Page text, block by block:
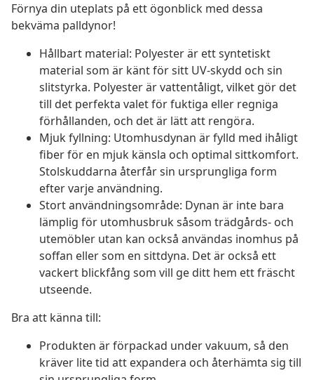
Förnya din uteplats på ett ögonblick med dessa
bekväma palldynor!
Hållbart material: Polyester är ett syntetiskt
material som är känt för sitt UV-skydd och sin
slitstyrka. Polyester är vattentåligt, vilket gör det
till det perfekta valet för fuktiga eller regniga
förhållanden, och det är lätt att rengöra.
Mjuk fyllning: Utomhusdynan är fylld med ihåligt
fiber för en mjuk känsla och optimal sittkomfort.
Stolskuddarna återfår sin ursprungliga form
efter varje användning.
Stort användningsområde: Dynan är inte bara
lämplig för utomhusbruk såsom trädgårds- och
utemöbler utan kan också användas inomhus på
soffan eller som en sittdyna. Det är också ett
vackert blickfång som vill ge ditt hem ett fräscht
utseende.
Bra att känna till:
Produkten är förpackad under vakuum, så den
kräver lite tid att expandera och återhämta sig till